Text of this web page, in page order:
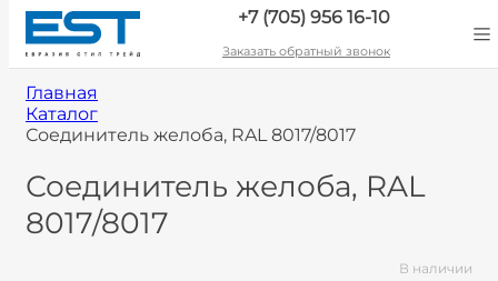
+7 (705) 956 16-10
Заказать обратный звонок
Главная
Каталог
Соединитель желоба, RAL 8017/8017
Соединитель желоба, RAL
8017/8017
В наличии